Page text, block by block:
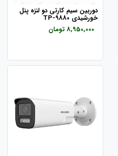
دوربین سیم کارتی دو لنزه پنل
خورشیدی TP-9880
8,950,000 تومان